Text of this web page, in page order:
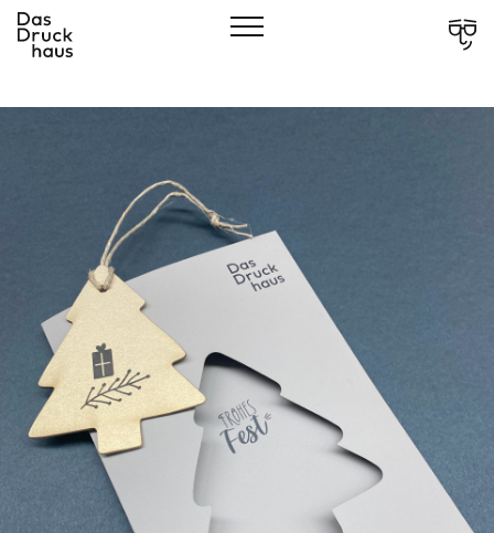
CLOSE
Showcases
Über Uns
Leistungen
Verantwortung
Services
Kontakt